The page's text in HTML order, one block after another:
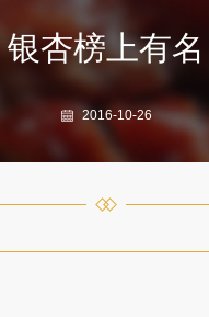
银杏榜上有名
2016-10-26